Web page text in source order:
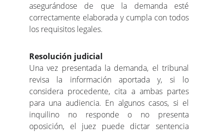
asegurándose de que la demanda esté
correctamente elaborada y cumpla con todos
los requisitos legales.
Resolución judicial
Una vez presentada la demanda, el tribunal
revisa la información aportada y, si lo
considera procedente, cita a ambas partes
para una audiencia. En algunos casos, si el
inquilino no responde o no presenta
oposición, el juez puede dictar sentencia